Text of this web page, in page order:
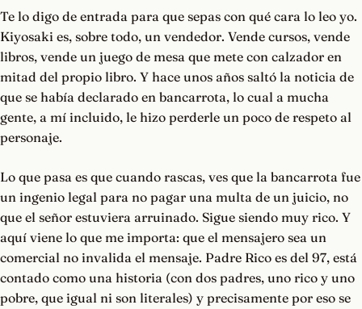
Te lo digo de entrada para que sepas con qué cara lo leo yo.
Kiyosaki es, sobre todo, un vendedor. Vende cursos, vende
libros, vende un juego de mesa que mete con calzador en
mitad del propio libro. Y hace unos años saltó la noticia de
que se había declarado en bancarrota, lo cual a mucha
gente, a mí incluido, le hizo perderle un poco de respeto al
personaje.
Lo que pasa es que cuando rascas, ves que la bancarrota fue
un ingenio legal para no pagar una multa de un juicio, no
que el señor estuviera arruinado. Sigue siendo muy rico. Y
aquí viene lo que me importa: que el mensajero sea un
comercial no invalida el mensaje. Padre Rico es del 97, está
contado como una historia (con dos padres, uno rico y uno
pobre, que igual ni son literales) y precisamente por eso se